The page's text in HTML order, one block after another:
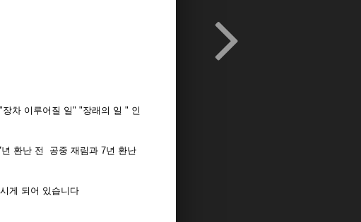
차 이루어질 일" "장래의 일 " 인
환난 전 공중 재림과 7년 환난
게 되어 있습니다